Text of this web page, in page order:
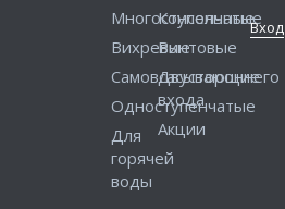
Вход
Многоступенчатые
Вихревые
Самовсасывающие
Одноступенчатые
Для
горячей
воды
Консольные
Винтовые
Двустороннего
входа
Акции